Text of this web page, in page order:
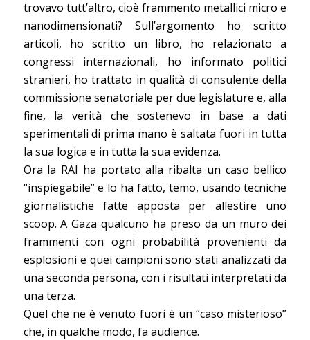
trovavo tutt’altro, cioè frammento metallici micro e
nanodimensionati? Sull’argomento ho scritto
articoli, ho scritto un libro, ho relazionato a
congressi internazionali, ho informato politici
stranieri, ho trattato in qualità di consulente della
commissione senatoriale per due legislature e, alla
fine, la verità che sostenevo in base a dati
sperimentali di prima mano è saltata fuori in tutta
la sua logica e in tutta la sua evidenza.
Ora la RAI ha portato alla ribalta un caso bellico
“inspiegabile” e lo ha fatto, temo, usando tecniche
giornalistiche fatte apposta per allestire uno
scoop. A Gaza qualcuno ha preso da un muro dei
frammenti con ogni probabilità provenienti da
esplosioni e quei campioni sono stati analizzati da
una seconda persona, con i risultati interpretati da
una terza.
Quel che ne è venuto fuori è un “caso misterioso”
che, in qualche modo, fa audience.